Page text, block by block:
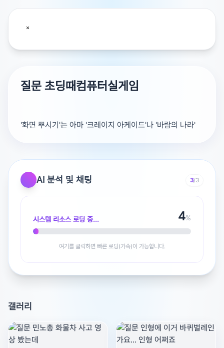
질문 초딩때컴퓨터실게임
'화면 뿌시기'는 아마 '크레이지 아케이드'나 '바람의 나라'
광고 [X]를 누르면 내용이 해제됩니다
AI 분석 및 채팅 3/3
시스템 리소스 로딩 중... 4%
여기를 클릭하면 빠른 로딩(가속)이 가능합니다.
갤러리